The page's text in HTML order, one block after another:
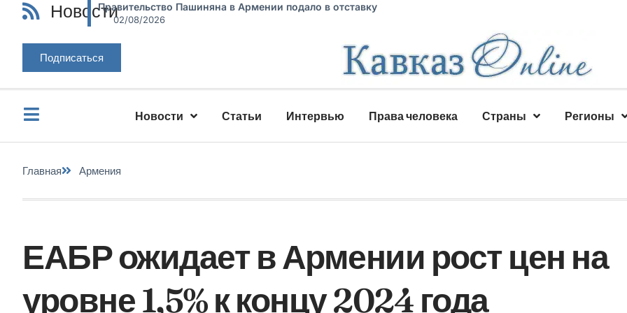
НовостиПравительство Пашиняна в Армении подало в отставку
02/08/2026
Подписаться
Новости Статьи Интервью Права человека Страны Регионы
Главная Армения
ЕАБР ожидает в Армении рост цен на
уровне 1,5% к концу 2024 года